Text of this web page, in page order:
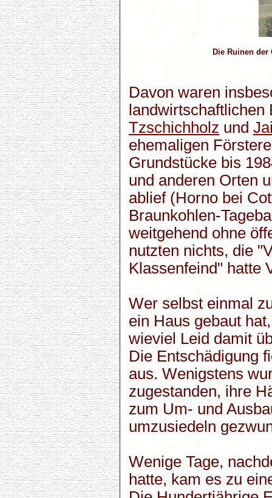
Die Ruinen
Davon waren
Tzschichholz und
ehemaligen
Grundstücke bis
und anderen Orten
ablief (Horno bei
Braunkohlen-
weitgehend ohne
nutzten nichts, die
Klassenfeind" hatte
Wer selbst einmal
ein Haus gebaut
wieviel Leid damit
Die Entschädigung
aus. Wenigstens
zugestanden, ihre
zum Um- und
umzusiedeln
Wenige Tage,
hatte, kam es zu